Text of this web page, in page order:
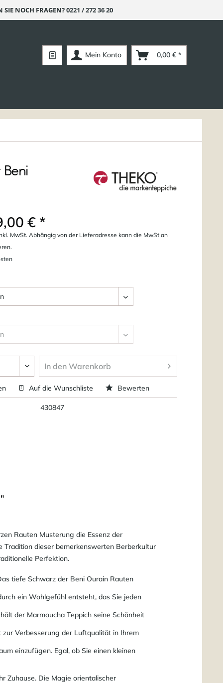
SIE NOCH FRAGEN?0221 / 272 36 20
Mein Konto 0,00 € *
€ *
MwSt. Abhängig von der Lieferadresse kann die MwSt an
In den Warenkorb
Auf die Wunschliste Bewerten
430847
Rauten Musterung die Essenz der
dieser bemerkenswerten Berberkultur
Perfektion.
tiefe Schwarz der Beni Ourain Rauten
ein Wohlgefühl entsteht, das Sie jeden
der Marmoucha Teppich seine Schönheit
Verbesserung der Luftqualität in Ihrem
einzufügen. Egal, ob Sie einen kleinen
Zuhause. Die Magie orientalischer